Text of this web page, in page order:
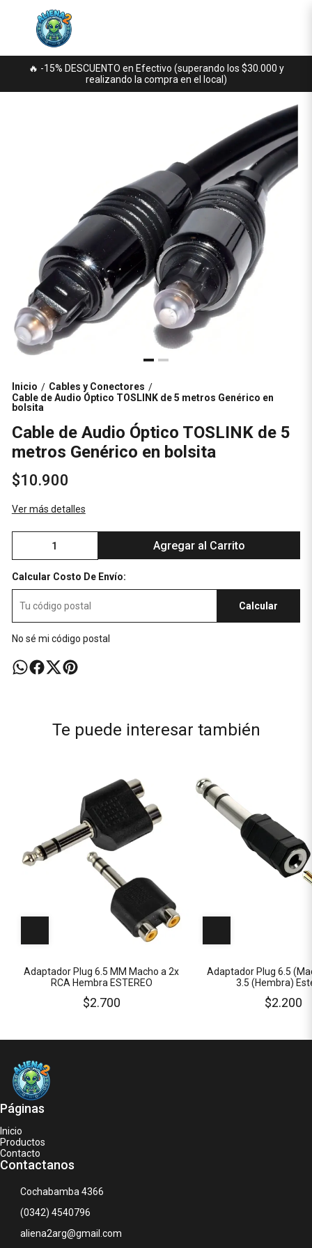
🔥 -15% DESCUENTO en Efectivo (superando los $30.000 y
realizando la compra en el local)
Inicio / Cables y Conectores /
Cable de Audio Óptico TOSLINK de 5 metros Genérico en
bolsita
Cable de Audio Óptico TOSLINK de 5
metros Genérico en bolsita
$10.900
Ver más detalles
Agregar al Carrito
Calcular Costo De Envío:
Calcular
No sé mi código postal
Te puede interesar también
Adaptador Plug 6.5 MM Macho a 2x
RCA Hembra ESTEREO
$2.700
Adaptador Plug 6.5
3.5 (Hembra)
$2.200
Páginas
Inicio
Productos
Contacto
Contactanos
Cochabamba 4366
(0342) 4540796
aliena2arg@gmail.com